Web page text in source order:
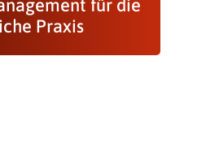
für die
Praxis